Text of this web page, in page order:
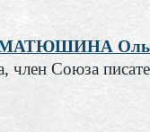
МАТЮШИНА
член Союза